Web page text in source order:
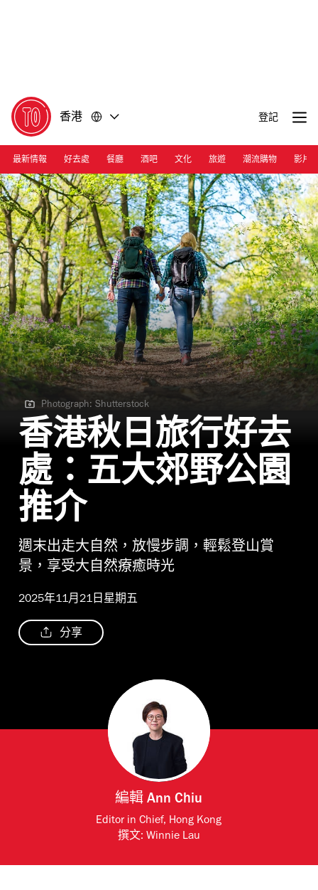
香港 登記
最新情報 好去處 餐廳 酒吧 文化 旅遊 潮流購物 影片
Photograph: Shutterstock
Photograph: Shutterstock
香港秋日旅行好去
處：五大郊野公園
推介
週末出走大自然，放慢步調，輕鬆登山賞
景，享受大自然療癒時光
2025年11月21日星期五
分享
編輯Ann Chiu
Editor in Chief, Hong Kong
撰文: Winnie Lau